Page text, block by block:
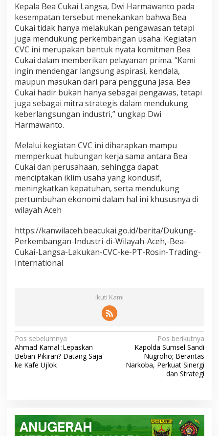
Kepala Bea Cukai Langsa, Dwi Harmawanto pada
kesempatan tersebut menekankan bahwa Bea
Cukai tidak hanya melakukan pengawasan tetapi
juga mendukung perkembangan usaha. Kegiatan
CVC ini merupakan bentuk nyata komitmen Bea
Cukai dalam memberikan pelayanan prima. “Kami
ingin mendengar langsung aspirasi, kendala,
maupun masukan dari para pengguna jasa. Bea
Cukai hadir bukan hanya sebagai pengawas, tetapi
juga sebagai mitra strategis dalam mendukung
keberlangsungan industri,” ungkap Dwi
Harmawanto.
Melalui kegiatan CVC ini diharapkan mampu
memperkuat hubungan kerja sama antara Bea
Cukai dan perusahaan, sehingga dapat
menciptakan iklim usaha yang kondusif,
meningkatkan kepatuhan, serta mendukung
pertumbuhan ekonomi dalam hal ini khususnya di
wilayah Aceh
https://kanwilaceh.beacukai.go.id/berita/Dukung-
Perkembangan-Industri-di-Wilayah-Aceh,-Bea-
Cukai-Langsa-Lakukan-CVC-ke-PT-Rosin-Trading-
International
Ikuti Kami
N
a
v
s
Pos sebelumnya
Ahmad Kamal :Lepaskan
Beban Pikiran? Datang Saja
ke Kafe Ujlok
Pos berikutnya
Kapolda Sumsel Sandi
Nugroho; Berantas
Narkoba, Perkuat Sinergi
dan Strategi